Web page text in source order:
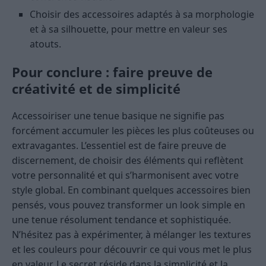
Choisir des accessoires adaptés à sa morphologie
et à sa silhouette, pour mettre en valeur ses
atouts.
Pour conclure : faire preuve de
créativité et de simplicité
Accessoiriser une tenue basique ne signifie pas
forcément accumuler les pièces les plus coûteuses ou
extravagantes. L’essentiel est de faire preuve de
discernement, de choisir des éléments qui reflètent
votre personnalité et qui s’harmonisent avec votre
style global. En combinant quelques accessoires bien
pensés, vous pouvez transformer un look simple en
une tenue résolument tendance et sophistiquée.
N’hésitez pas à expérimenter, à mélanger les textures
et les couleurs pour découvrir ce qui vous met le plus